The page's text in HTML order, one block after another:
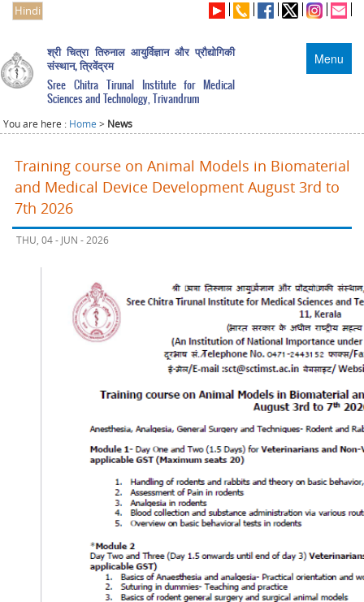
Hindi
Menu
श्री चित्रा तिरुनाल आयुर्विज्ञान और प्रौद्योगिकी
संस्थान, त्रिवेंद्रम
Sree Chitra Tirunal Institute for Medical
Sciences and Technology, Trivandrum
You are here : Home > News
Training course on Animal Models in Biomaterial
and Medical Device Development August 3rd to
7th 2026
THU, 04 - JUN - 2026